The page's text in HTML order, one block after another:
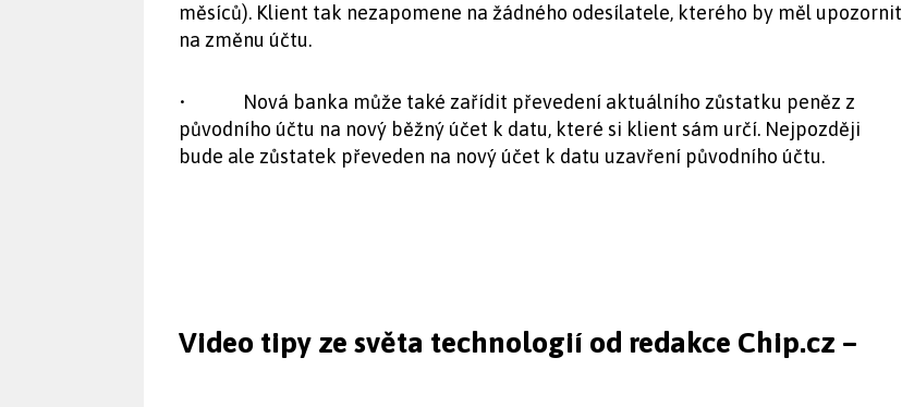
měsíců). Klient tak nezapomene na žádného odesílatele, kterého by měl upozornit
na změnu účtu.
• Nová banka může také zařídit převedení aktuálního zůstatku peněz z
původního účtu na nový běžný účet k datu, které si klient sám určí. Nejpozději
bude ale zůstatek převeden na nový účet k datu uzavření původního účtu.
Video tipy ze světa technologií od redakce Chip.cz –